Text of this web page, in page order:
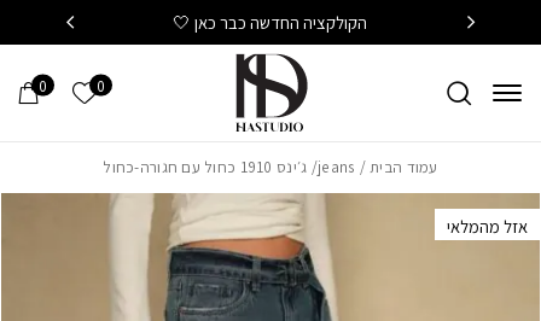
Skip to Content הקולקציה החדשה כבר כאן 🤍
0 הרשימה
0
עמוד הבית/
jeans/ ג׳ינס 1910 כחול עם חגורה-כחול
אזל מהמלאי
בחזרה למעלה